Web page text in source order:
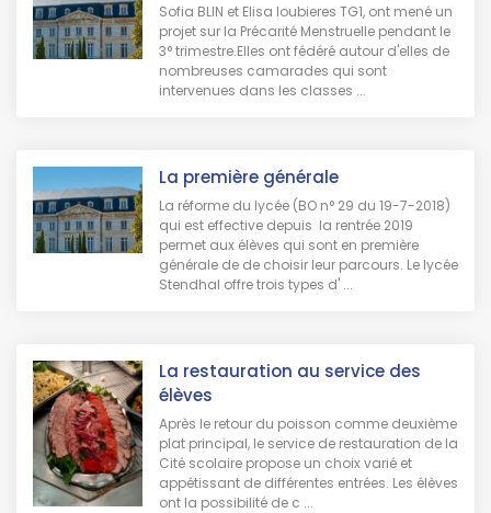
Sofia BLIN et Elisa loubieres TG1, ont mené un
projet sur la Précarité Menstruelle pendant le
3° trimestre.Elles ont fédéré autour d'elles de
nombreuses camarades qui sont
intervenues dans les classes ...
La première générale
La réforme du lycée (BO n° 29 du 19-7-2018)
qui est effective depuis la rentrée 2019
permet aux élèves qui sont en première
générale de de choisir leur parcours. Le lycée
Stendhal offre trois types d' ...
La restauration au service des
élèves
Après le retour du poisson comme deuxième
plat principal, le service de restauration de la
Cité scolaire propose un choix varié et
appétissant de différentes entrées. Les élèves
ont la possibilité de c ...